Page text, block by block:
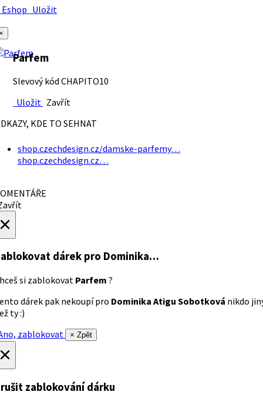
Uložit
Parfem
Slevový kód CHAPITO10
Uložit Zavřít
KDE TO SEHNAT
shop.czechdesign.cz/damske-parfemy…
shop.czechdesign.cz…
dárek pro Dominika…
si zablokovat Parfem ?
dárek pak nekoupí pro Dominika Atigu Sobotková nikdo
ty :)
zablokovat
× Zpět
zablokování dárku